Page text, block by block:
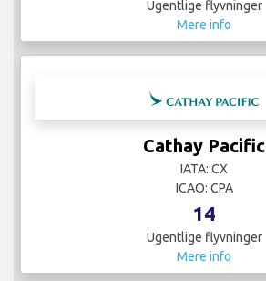
Ugentlige flyvninger
Mere info
Cathay Pacific
IATA: CX
ICAO: CPA
14
Ugentlige flyvninger
Mere info